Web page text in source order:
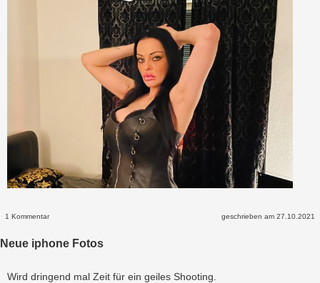
1 Kommentar geschrieben am 27.10.2021
Neue iphone Fotos
Wird dringend mal Zeit für ein geiles Shooting.